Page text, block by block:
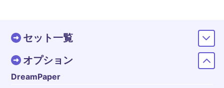
セット一覧
オプション
DreamPaper